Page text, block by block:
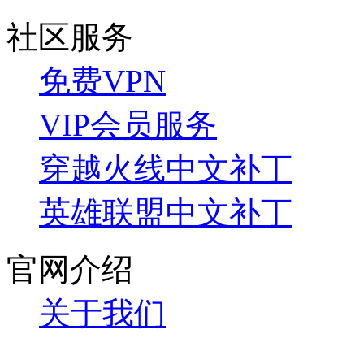
社区服务
免费VPN
VIP会员服务
穿越火线中文补丁
英雄联盟中文补丁
官网介绍
关于我们